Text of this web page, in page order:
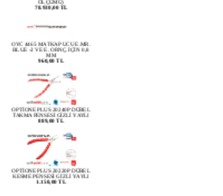
MM
960,00 TL
OPTİONE PLUS 20240P DÜBEL
TAKMA PENSESİ GİZLİ YAYLI
889,00 TL
OPTİONE PLUS 20220P DÜBEL
KESME PENSESİ GİZLİ YAYLI
1.150,00 TL